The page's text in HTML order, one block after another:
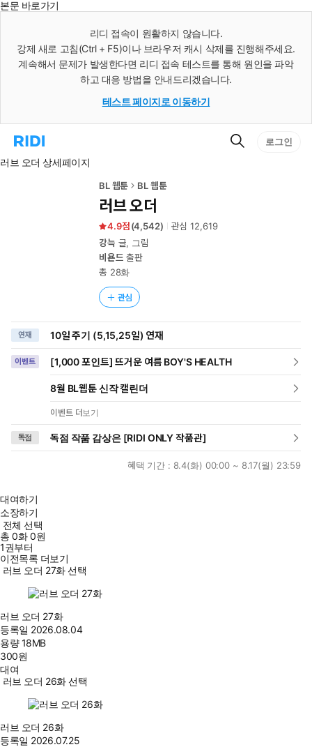
본문 바로가기
리디 접속이 원활하지 않습니다.
강제 새로 고침(Ctrl + F5)이나 브라우저 캐시 삭제를 진행해주세요.
계속해서 문제가 발생한다면 리디 접속 테스트를 통해 원인을 파악
하고 대응 방법을 안내드리겠습니다.
테스트 페이지로 이동하기
리
홈
검
로그인
러브 오더 상세페이지
BL 웹툰 BL 웹툰
러브 오더
4.9 (4,542) 관심12,619
강늑 글, 그림
비욘드 출판
총 28화
관심
연재 10일 주기 (5,15,25일) 연재
이벤트 [1,000 포인트] 뜨거운 여름 BOY'S HEALTH
8월 BL웹툰 신작 캘린더
이벤트 더보기
독점 독점 작품 감상은 [RIDI ONLY 작품관]
혜택 기간 : 8.4(화) 00:00 ~ 8.17(월) 23:59
대여하기
소장하기
전체 선택
총0화0원
1권부터
이전목록 더보기
러브 오더 27화 선택
러브 오더 27화
등록일 2026.08.04
용량18MB
300원
대여
러브 오더 26화 선택
러브 오더 26화
등록일 2026.07.25